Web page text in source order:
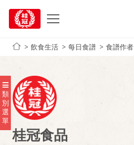
飲食生活 每日食譜 食譜作者
類
別
選
單
桂冠食品